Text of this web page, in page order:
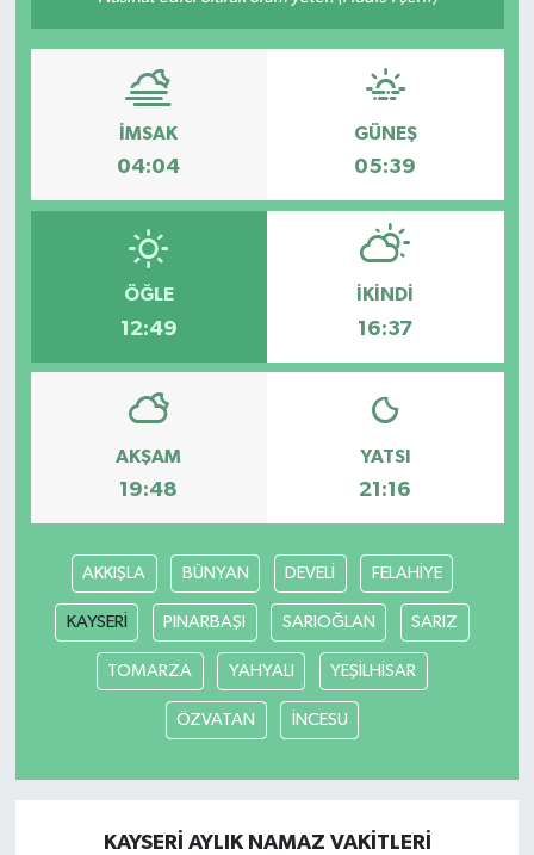
İMSAK
04:04
GÜNEŞ
05:39
ÖĞLE
12:49
İKINDI
16:37
AKŞAM
19:48
YATSI
21:16
AKKIŞLA BÜNYAN DEVELİ FELAHİYE
KAYSERİ PINARBAŞI SARIOĞLAN SARIZ
TOMARZA YAHYALI YEŞİLHİSAR
ÖZVATAN İNCESU
KAYSERİ AYLIK NAMAZ VAKITLERI
Haberde İnsan
Kültür-Sanat
Magazin
Podcast
Siyaset
Spor
Yerel